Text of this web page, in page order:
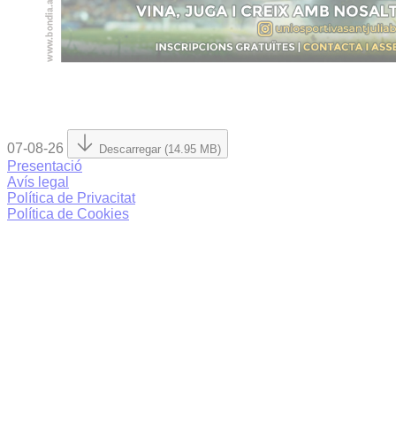
07-08-26 Descarregar (14.95 MB)
Presentació
Avís legal
Política de Privacitat
Política de Cookies